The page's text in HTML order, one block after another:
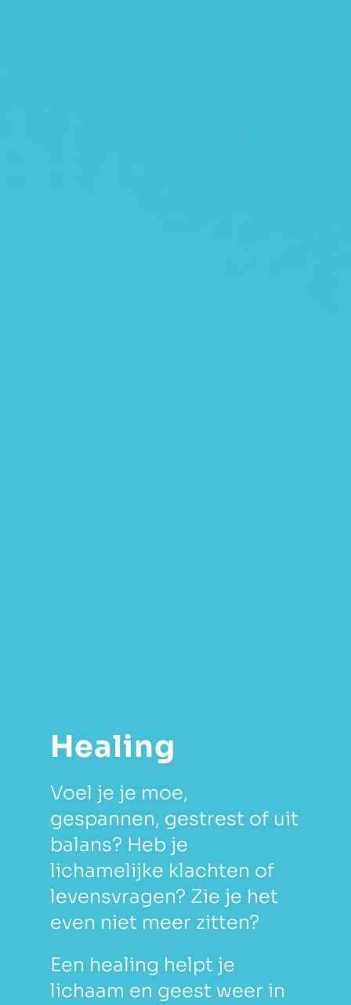
Healing
Voel je je moe,
gespannen, gestrest of uit
balans? Heb je
lichamelijke klachten of
levensvragen? Zie je het
even niet meer zitten?
Een healing helpt je
lichaam en geest weer in